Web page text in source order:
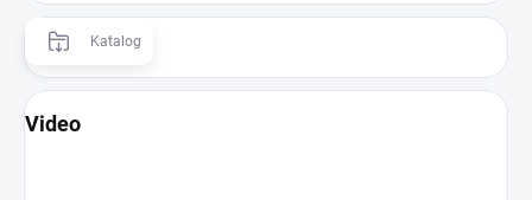
Katalog
Video